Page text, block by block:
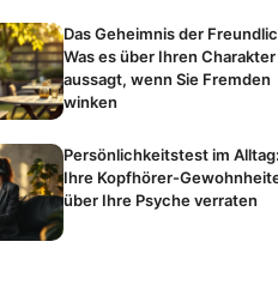
Das Geheimnis der
Was es über Ihren Charakter
aussagt, wenn Sie Fremden
winken
Persönlichkeitstest im
Ihre Kopfhörer-
über Ihre Psyche verraten